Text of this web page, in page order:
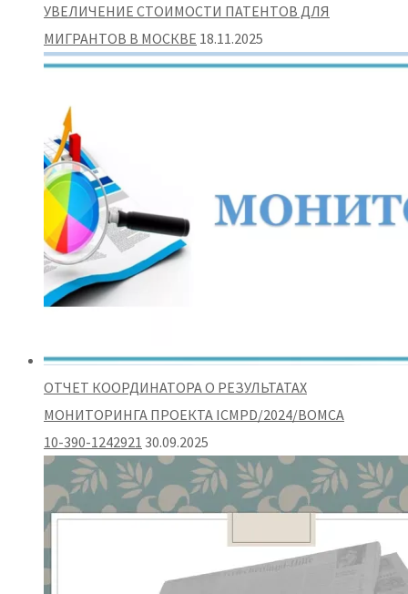
УВЕЛИЧЕНИЕ СТОИМОСТИ ПАТЕНТОВ ДЛЯ
МИГРАНТОВ В МОСКВЕ 18.11.2025
ОТЧЕТ КООРДИНАТОРА О РЕЗУЛЬТАТАХ
МОНИТОРИНГА ПРОЕКТА ICMPD/2024/BOMCA
10-390-1242921 30.09.2025